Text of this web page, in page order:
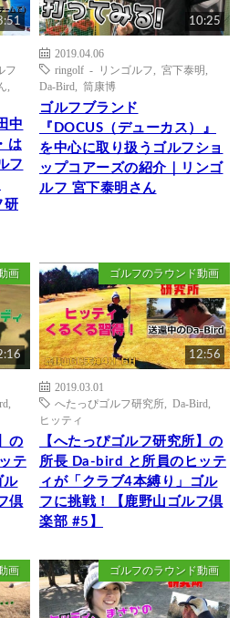
フ
中
は
フ
研
10:25
2019.04.06
ringolf - リンゴルフ
宮下泰明
Da-Bird
筒康博
ゴルフブランド
『DOCUS（デューカス）』
を中心に取り扱うゴルフショ
ップコアーズの紹介｜リンゴ
ルフ 宮下泰明さん
画
の
テ
ル
倶
ゴルフのラウンド動画
12:56
2019.03.01
へたっぴゴルフ研究所
Da-Bird
ヒッティ
【へたっぴゴルフ研究所】の
所長 Da-bird と所員のヒッテ
ィが「クラブ4本縛り」ゴル
フに挑戦！【鹿野山ゴルフ倶
楽部 #5】
画 ゴルフのラウンド動画